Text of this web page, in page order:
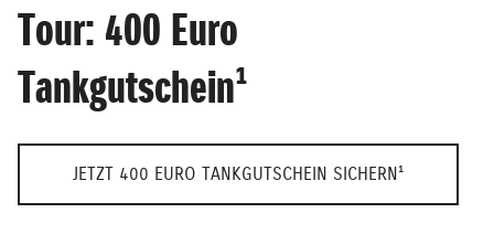
Tour: 400 Euro
Tankgutschein¹
JETZT 400 EURO TANKGUTSCHEIN SICHERN¹